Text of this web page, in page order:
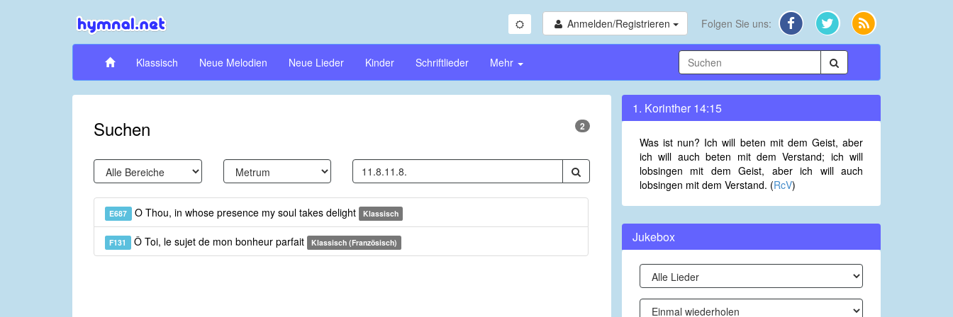
Anmelden/Registrieren Folgen Sie uns:
Klassisch Neue Melodien Neue Lieder Kinder Schriftlieder Mehr
Suchen 2
E687 O Thou, in whose presence my soul takes delight Klassisch
F131 Ô Toi, le sujet de mon bonheur parfait Klassisch (Französisch)
1. Korinther 14:15
Was ist nun? Ich will beten mit dem Geist, aber
ich will auch beten mit dem Verstand; ich will
lobsingen mit dem Geist, aber ich will auch
lobsingen mit dem Verstand. (RcV)
Jukebox